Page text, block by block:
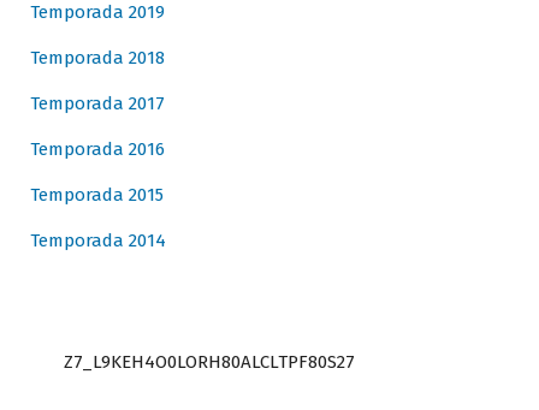
Temporada 2019
Temporada 2018
Temporada 2017
Temporada 2016
Temporada 2015
Temporada 2014
Z7_L9KEH4O0LORH80ALCLTPF80S27